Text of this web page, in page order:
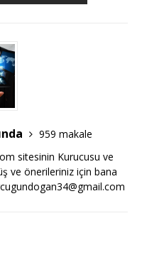
959 makale
sitesinin Kurucusu ve
ve önerileriniz için bana